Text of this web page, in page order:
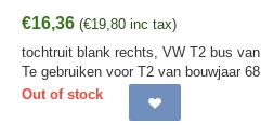
€16,36 (€19,80 inc tax)
tochtruit blank rechts, VW T2 bus
Te gebruiken voor T2 van bouwjaar
Out of stock